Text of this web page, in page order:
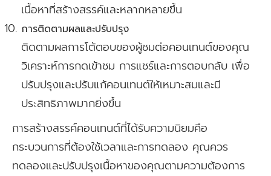
เนื้อหาที่สร้างสรรค์และหลากหลายขึ้น
การติดตามผลและปรับปรุง
ติดตามผลการโต้ตอบของผู้ชมต่อคอนเทนต์ของคุณ
วิเคราะห์การกดเข้าชม การแชร์และการตอบกลับ เพื่อ
ปรับปรุงและปรับแก้คอนเทนต์ให้เหมาะสมและมี
ประสิทธิภาพมากยิ่งขึ้น
การสร้างสรรค์คอนเทนต์ที่ได้รับความนิยมคือ
กระบวนการที่ต้องใช้เวลาและการทดลอง คุณควร
ทดลองและปรับปรุงเนื้อหาของคุณตามความต้องการ